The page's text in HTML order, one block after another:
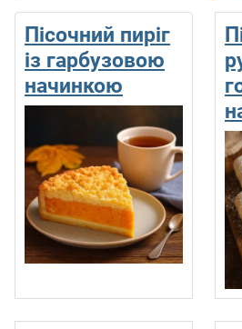
Пісочний пиріг
із гарбузовою
начинкою